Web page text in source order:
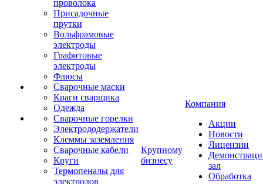
проволока
Присадочные
прутки
Вольфрамовые
электроды
Графитовые
электроды
Флюсы
Сварочные маски
Краги сварщика
Одежда
Сварочные горелки
Электрододержатели
Клеммы заземления
Сварочные кабели
Круги
Термопеналы для
электродов
Крупному
бизнесу
Компания
Акции
Новости
Лицензии
зал
Обработка